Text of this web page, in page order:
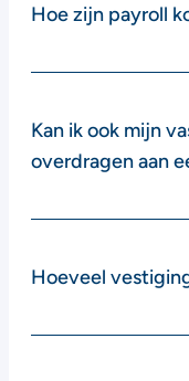
Hoe zijn payroll
Kan ik ook mijn
overdragen aan
Hoeveel